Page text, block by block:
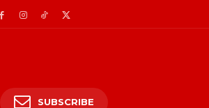
SUBSCRIBE